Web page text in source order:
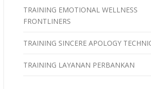
TRAINING EMOTIONAL WELLNESS
FRONTLINERS
TRAINING SINCERE APOLOGY
TRAINING LAYANAN PERBANKAN